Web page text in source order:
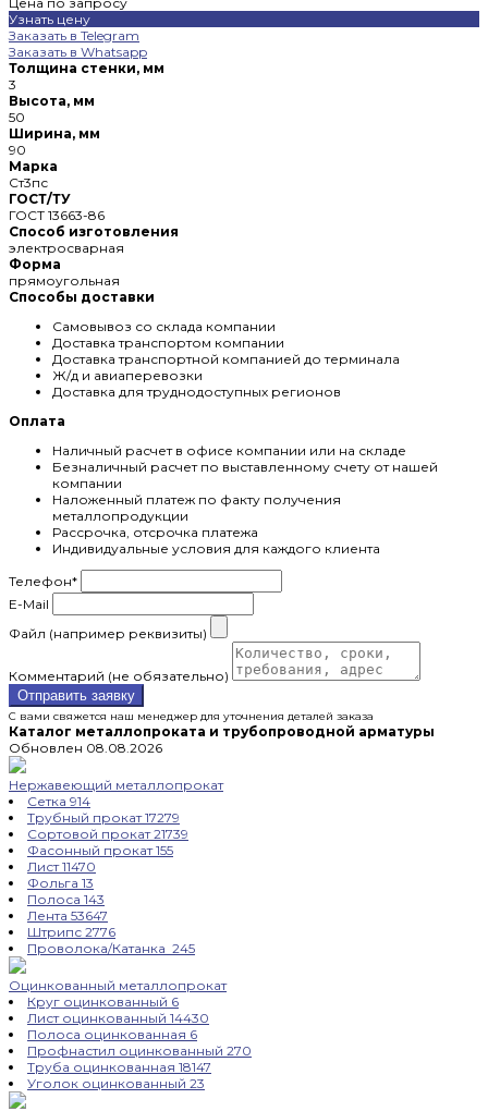
Узнать цену
Заказать в Telegram
Заказать в Whatsapp
Толщина стенки, мм
3
Высота, мм
50
Ширина, мм
90
Марка
Ст3пс
ГОСТ/ТУ
ГОСТ 13663-86
Способ изготовления
электросварная
Форма
прямоугольная
Способы доставки
Самовывоз со склада компании
Доставка транспортом компании
Доставка транспортной компанией до терминала
Ж/д и авиаперевозки
Доставка для труднодоступных регионов
Оплата
Наличный расчет в офисе компании или на складе
Безналичный расчет по выставленному счету от нашей
компании
Наложенный платеж по факту получения
металлопродукции
Рассрочка, отсрочка платежа
Индивидуальные условия для каждого клиента
Телефон*
E-Mail
Файл (например реквизиты)
Комментарий (не обязательно)
Отправить заявку
С вами свяжется наш менеджер для уточнения деталей заказа
Каталог металлопроката и трубопроводной арматуры
Обновлен 08.08.2026
Нержавеющий металлопрокат
Сетка 914
Трубный прокат17279
Сортовой прокат21739
Фасонный прокат155
Лист11470
Фольга 13
Полоса 143
Лента 53647
Штрипс 2776
Проволока/Катанка 245
Оцинкованный металлопрокат
Круг оцинкованный 6
Лист оцинкованный 14430
Полоса оцинкованная 6
Профнастил оцинкованный 270
Труба оцинкованная 18147
Уголок оцинкованный 23